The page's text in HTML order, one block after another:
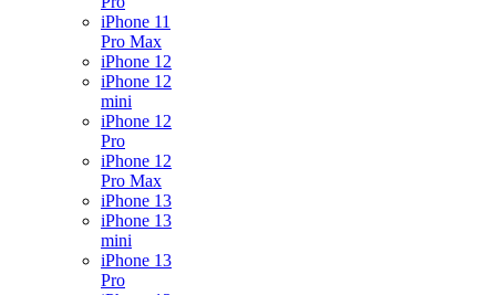
iPhone 11
Pro Max
iPhone 12
iPhone 12
mini
iPhone 12
Pro
iPhone 12
Pro Max
iPhone 13
iPhone 13
mini
iPhone 13
Pro